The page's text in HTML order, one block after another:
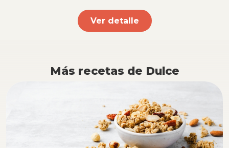
Ver detalle
Más recetas de Dulce